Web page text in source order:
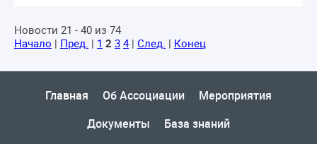
Новости 21 - 40 из 74
Начало | Пред. | 1 2 3 4| След. | Конец
Главная Об Ассоциации
Мероприятия
Документы
База знаний